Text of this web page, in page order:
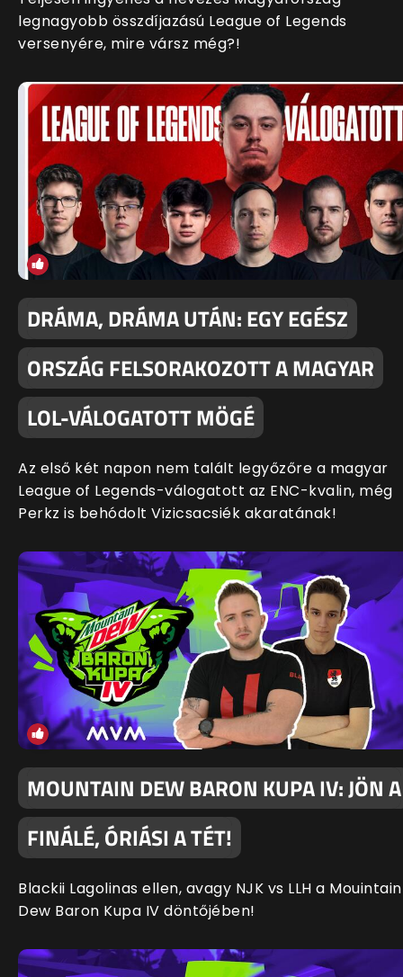
legnagyobb összdíjazású League of Legends
versenyére, mire vársz még?!
DRÁMA, DRÁMA UTÁN: EGY EGÉSZ
ORSZÁG FELSORAKOZOTT A MAGYAR
LOL-VÁLOGATOTT MÖGÉ
Az első két napon nem talált legyőzőre a magyar
League of Legends-válogatott az ENC-kvalin, még
Perkz is behódolt Vizicsacsiék akaratának!
MOUNTAIN DEW BARON KUPA IV: JÖN A
FINÁLÉ, ÓRIÁSI A TÉT!
Blackii Lagolinas ellen, avagy NJK vs LLH a Mouintain
Dew Baron Kupa IV döntőjében!